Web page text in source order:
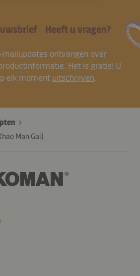
Heeft u vragen?
mailupdates ontvangen over
Het is gratis! U
elk moment uitschrijven.
Man Gai)